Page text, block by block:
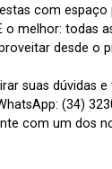
com espaço
o melhor: todas
desde o
suas dúvidas
(34)
com um dos